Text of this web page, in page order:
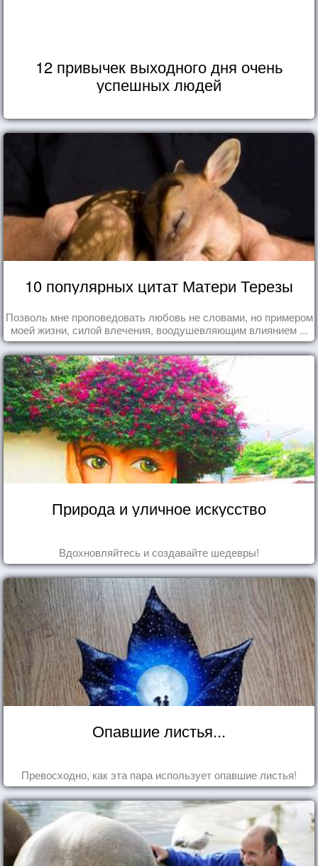
12 привычек выходного дня очень
успешных людей
10 популярных цитат Матери Терезы
Позволь мне проповедовать любовь не словами, но примером
моей жизни, силой влечения, воодушевляющим влиянием ...
Природа и уличное искусство
Вдохновляйтесь и создавайте шедевры!
Опавшие листья...
Превосходно, как эта пара использует опавшие листья!